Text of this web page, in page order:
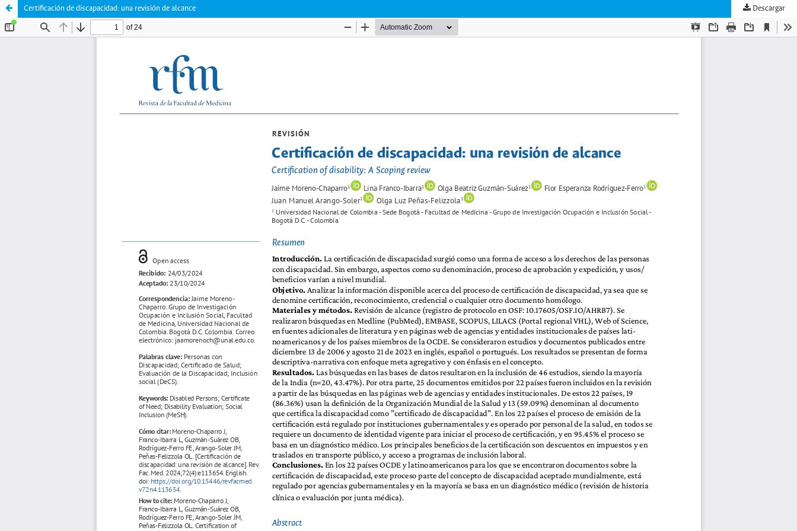
Certificación de discapacidad: una revisión de alcance Descargar